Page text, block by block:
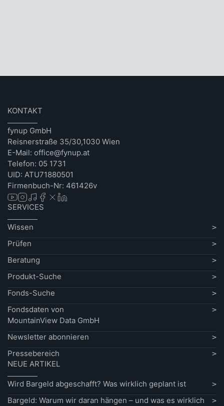
KONTAKT
fynup GmbH
Reisnerstraße 35/30,1030 Wien
E-Mail: office@fynup.at
Telefon: 05 1731
UID: ATU71880501
Firmenbuch-Nr: 461426v
SERVICES
Wissen
Prüfen
Beratung
Produkt-Suche
Fonds-Suche
Fondsdaten von
MountainView Data GmbH
Newsletter abonnieren
Pressebereich
NEUE ARTIKEL
Wird Bargeld abgeschafft? Was wirklich geplant ist
Bargeld: Warum wir daran hängen – und was es wirklich